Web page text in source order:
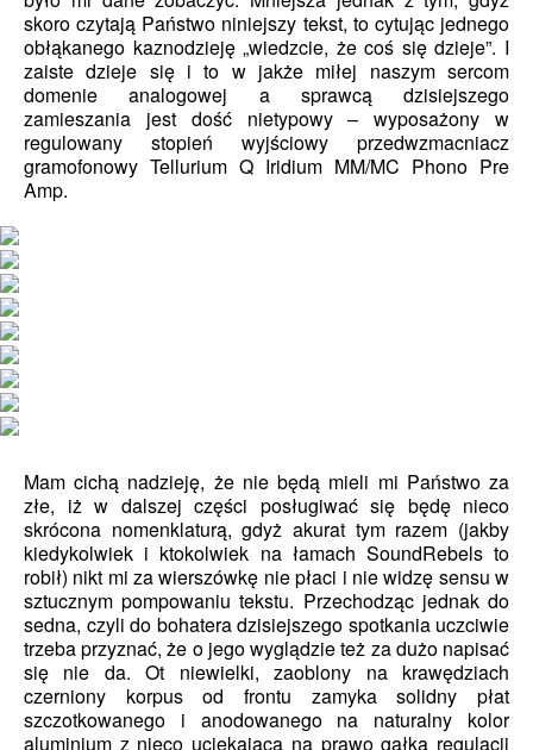
skoro czytają Państwo niniejszy tekst, to cytując jednego
obłąkanego kaznodzieję „wiedzcie, że coś się dzieje”. I
zaiste dzieje się i to w jakże miłej naszym sercom
domenie analogowej a sprawcą dzisiejszego
zamieszania jest dość nietypowy – wyposażony w
regulowany stopień wyjściowy przedwzmacniacz
gramofonowy Tellurium Q Iridium MM/MC Phono Pre
Amp.
Mam cichą nadzieję, że nie będą mieli mi Państwo za
złe, iż w dalszej części posługiwać się będę nieco
skrócona nomenklaturą, gdyż akurat tym razem (jakby
kiedykolwiek i ktokolwiek na łamach SoundRebels to
robił) nikt mi za wierszówkę nie płaci i nie widzę sensu w
sztucznym pompowaniu tekstu. Przechodząc jednak do
sedna, czyli do bohatera dzisiejszego spotkania uczciwie
trzeba przyznać, że o jego wyglądzie też za dużo napisać
się nie da. Ot niewielki, zaoblony na krawędziach
czerniony korpus od frontu zamyka solidny płat
szczotkowanego i anodowanego na naturalny kolor
aluminium z nieco uciekającą na prawo gałką regulacji